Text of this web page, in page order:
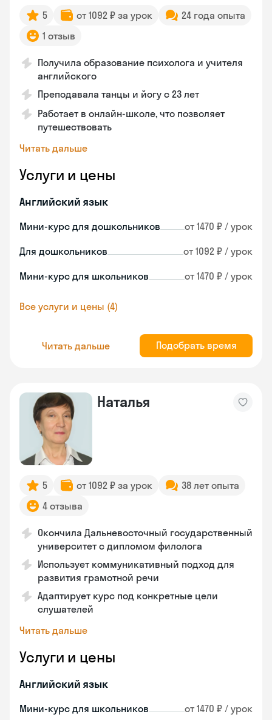
5 от 1092 ₽ за урок
24 года опыта
1 отзыв
Получила образование психолога и учителя
английского
Преподавала танцы и йогу с 23 лет
Работает в онлайн-школе, что позволяет
путешествовать
Читать дальше
Услуги и цены
Английский язык
Мини-курс для дошкольников от 1470 ₽ / урок
Для дошкольников от 1092 ₽ / урок
Мини-курс для школьников от 1470 ₽ / урок
Все услуги и цены (4)
Читать дальше Подобрать время
Наталья
5 от 1092 ₽ за урок
38 лет опыта
4 отзыва
Окончила Дальневосточный государственный
университет с дипломом филолога
Использует коммуникативный подход для
развития грамотной речи
Адаптирует курс под конкретные цели
слушателей
Читать дальше
Услуги и цены
Английский язык
Мини-курс для школьников от 1470 ₽ / урок